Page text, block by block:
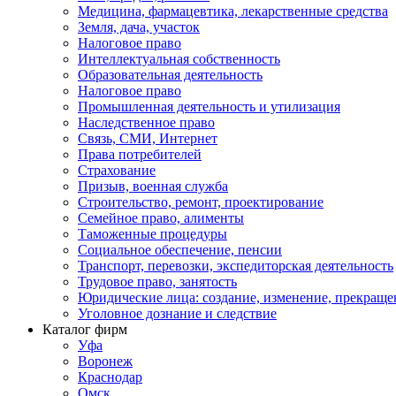
Медицина, фармацевтика, лекарственные средства
Земля, дача, участок
Налоговое право
Интеллектуальная собственность
Образовательная деятельность
Налоговое право
Промышленная деятельность и утилизация
Наследственное право
Связь, СМИ, Интернет
Права потребителей
Страхование
Призыв, военная служба
Строительство, ремонт, проектирование
Семейное право, алименты
Таможенные процедуры
Социальное обеспечение, пенсии
Транспорт, перевозки, экспедиторская деятельность
Трудовое право, занятость
Юридические лица: создание, изменение,
Уголовное дознание и следствие
Каталог фирм
Уфа
Воронеж
Краснодар
Омск